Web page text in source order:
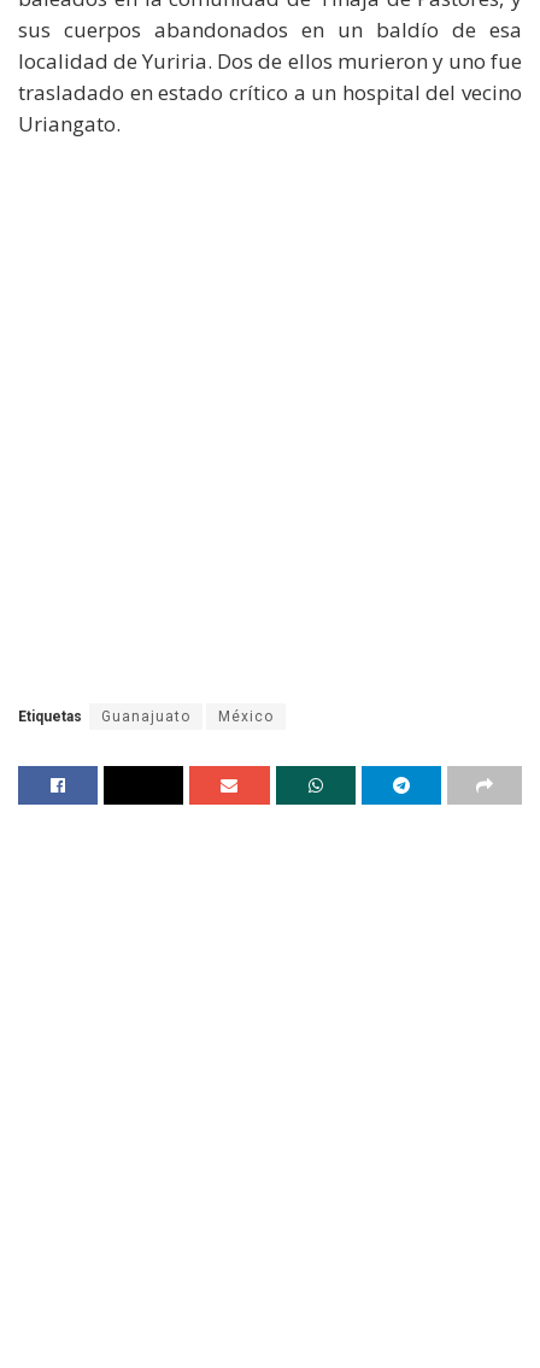
sus cuerpos abandonados en un baldío de esa
localidad de Yuriria. Dos de ellos murieron y uno fue
trasladado en estado crítico a un hospital del vecino
Uriangato.
Etiquetas Guanajuato México